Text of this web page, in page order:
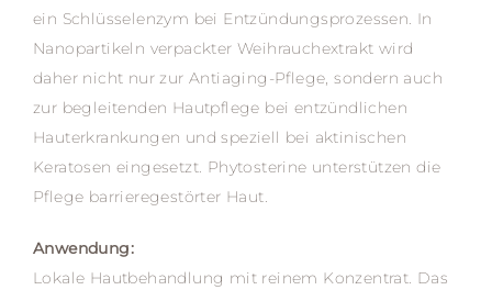
ein Schlüsselenzym bei Entzündungsprozessen. In
Nanopartikeln verpackter Weihrauchextrakt wird
daher nicht nur zur Antiaging-Pflege, sondern auch
zur begleitenden Hautpflege bei entzündlichen
Hauterkrankungen und speziell bei aktinischen
Keratosen eingesetzt. Phytosterine unterstützen die
Pflege barrieregestörter Haut.
Anwendung:
Lokale Hautbehandlung mit reinem Konzentrat. Das